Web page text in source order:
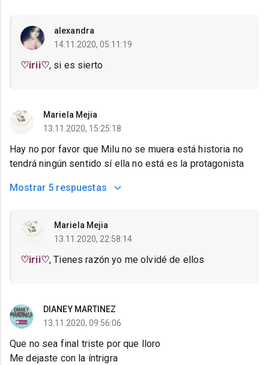
alexandra
14.11.2020, 05:11:19
♡irii♡, si es sierto
Mariela Mejia
13.11.2020, 15:25:18
Hay no por favor que Milu no se muera está historia no
tendrá ningún sentido sí ella no está es la protagonista
Mostrar 5 respuestas
Mariela Mejia
13.11.2020, 22:58:14
♡irii♡, Tienes razón yo me olvidé de ellos
DIANEY MARTINEZ
13.11.2020, 09:56:06
Que no sea final triste por que lloro
Me dejaste con la íntrigra